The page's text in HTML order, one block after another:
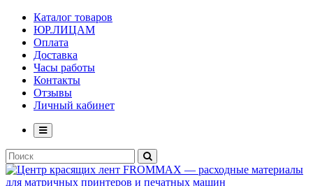
Каталог товаров
ЮР.ЛИЦАМ
Оплата
Доставка
Часы работы
Контакты
Отзывы
Личный кабинет